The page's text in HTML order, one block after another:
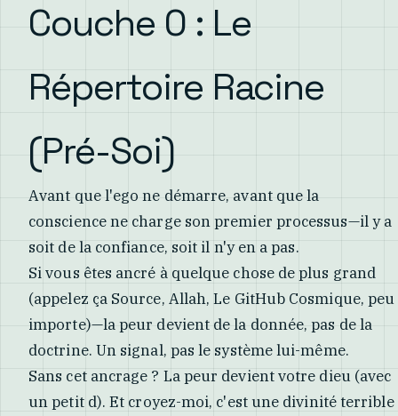
Couche 0 : Le
Répertoire Racine
(Pré-Soi)
Avant que l'ego ne démarre, avant que la
conscience ne charge son premier processus—il y a
soit de la confiance, soit il n'y en a pas.
Si vous êtes ancré à quelque chose de plus grand
(appelez ça Source, Allah, Le GitHub Cosmique, peu
importe)—la peur devient de la donnée, pas de la
doctrine. Un signal, pas le système lui-même.
Sans cet ancrage ? La peur devient votre dieu (avec
un petit d). Et croyez-moi, c'est une divinité terrible